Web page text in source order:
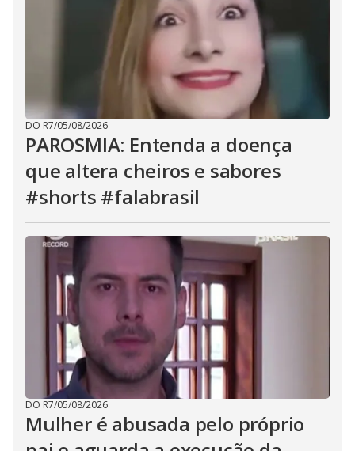
DO R7/05/08/2026
PAROSMIA: Entenda a doença
que altera cheiros e sabores
#shorts #falabrasil
DO R7/05/08/2026
Mulher é abusada pelo próprio